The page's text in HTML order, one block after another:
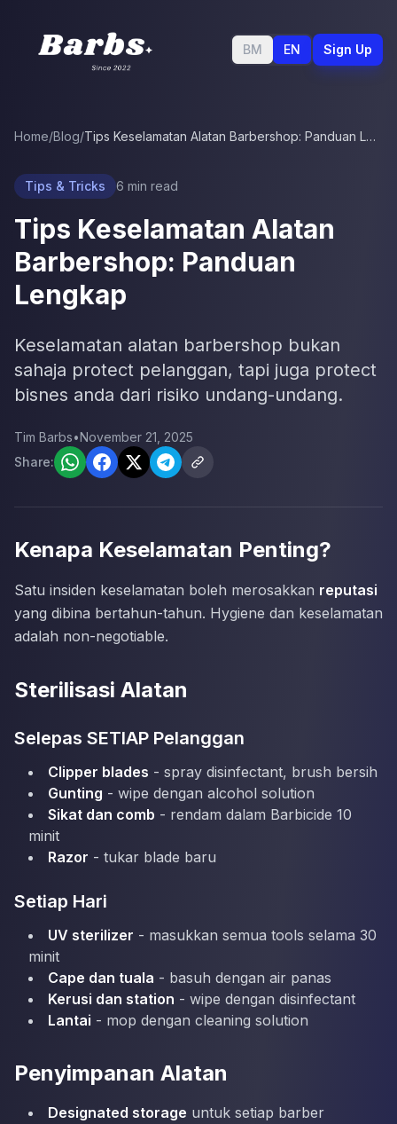
BM EN Sign Up
Home/Blog/ Tips Keselamatan Alatan Barbershop: Panduan Lengkap
Tips & Tricks 6 min read
Tips Keselamatan Alatan
Barbershop: Panduan
Lengkap
Keselamatan alatan barbershop bukan
sahaja protect pelanggan, tapi juga protect
bisnes anda dari risiko undang-undang.
Tim Barbs•November 21, 2025
Share:
Kenapa Keselamatan Penting?
Satu insiden keselamatan boleh merosakkan reputasi
yang dibina bertahun-tahun. Hygiene dan keselamatan
adalah non-negotiable.
Sterilisasi Alatan
Selepas SETIAP Pelanggan
Clipper blades - spray disinfectant, brush bersih
Gunting - wipe dengan alcohol solution
Sikat dan comb - rendam dalam Barbicide 10
minit
Razor - tukar blade baru
Setiap Hari
UV sterilizer - masukkan semua tools selama 30
minit
Cape dan tuala - basuh dengan air panas
Kerusi dan station - wipe dengan disinfectant
Lantai - mop dengan cleaning solution
Penyimpanan Alatan
Designated storage untuk setiap barber